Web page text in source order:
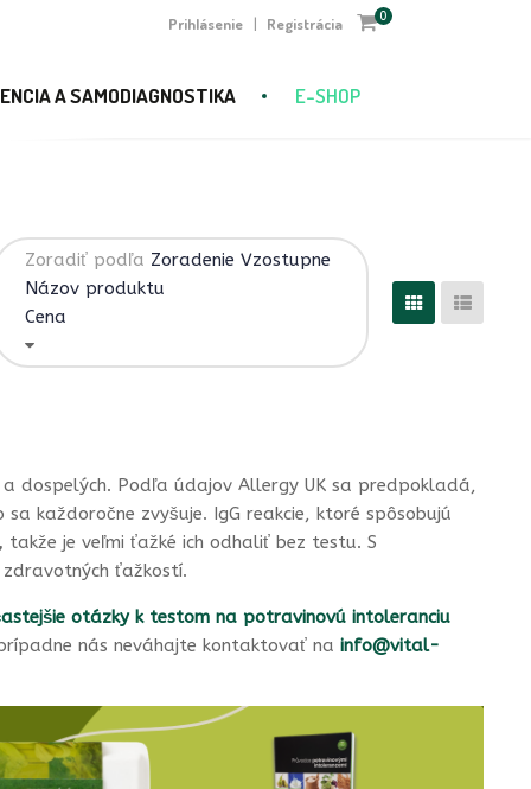
Prihlásenie | Registrácia 0
A SAMODIAGNOSTIKA E-SHOP
Zoradiť podľa Zoradenie Vzostupne
Názov produktu
Cena
dospelých. Podľa údajov Allergy UK sa predpokladá,
každoročne zvyšuje. IgG reakcie, ktoré spôsobujú
takže je veľmi ťažké ich odhaliť bez testu. S
ťažkostí.
otázky k testom na potravinovú intoleranciu
nás neváhajte kontaktovať na info@vital-